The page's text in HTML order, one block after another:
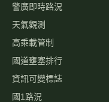
警廣即時路況
天氣觀測
高乘載管制
國道壅塞排行
資訊可變標誌
國1路況